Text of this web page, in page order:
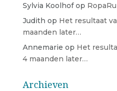
Sylvia Koolhofop
Judith op Het resultaat
maanden later…
Annemarie op Het
4 maanden later…
Archieven